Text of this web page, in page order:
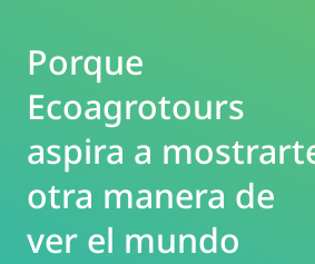
Porque
Ecoagrotours
aspira a
otra manera de
ver el mundo